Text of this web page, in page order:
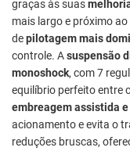
graças às suas
mais largo e próximo
depilotagem mais
controle. Asuspensão
monoshock, com 7
equilíbrio perfeito entre
embreagem assistida
acionamento e evita o
reduções bruscas,